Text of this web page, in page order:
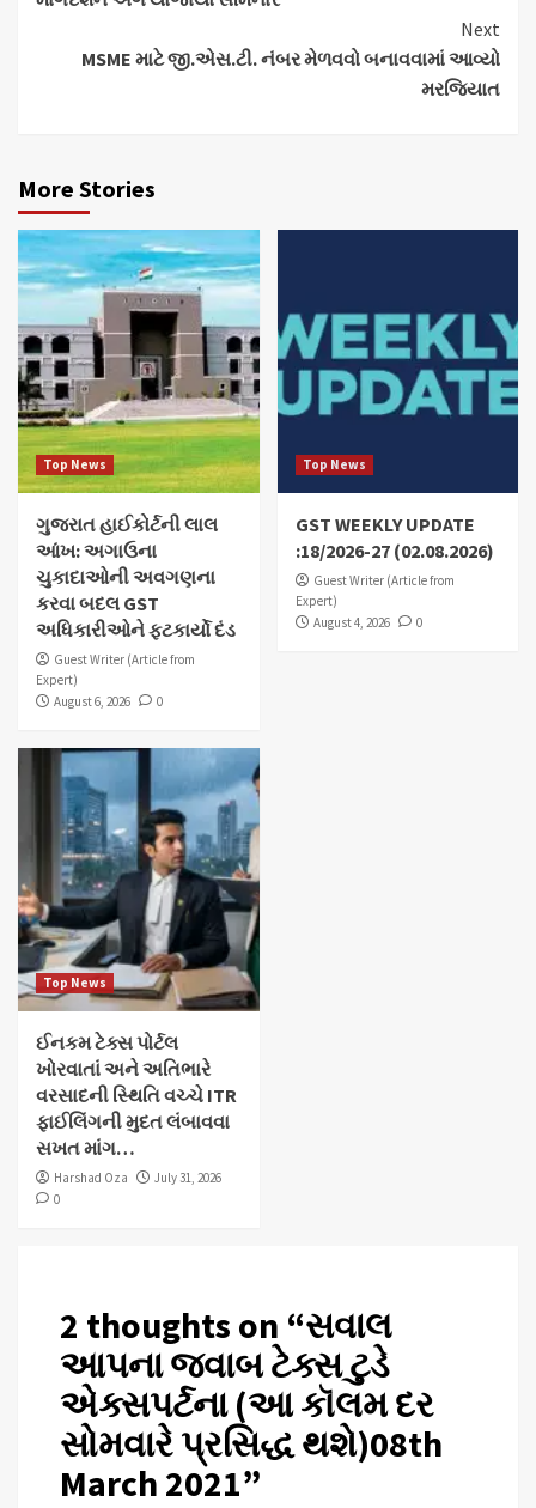
Next
MSME માટે જી.એસ.ટી. નંબર મેળવવો બનાવવામાં આવ્યો
મરજિયાત
More Stories
Top News
ગુજરાત હાઈકોર્ટની લાલ
આંખ: અગાઉના
ચુકાદાઓની અવગણના
કરવા બદલ GST
અધિકારીઓને ફટકાર્યો દંડ
Guest Writer (Article from
Expert)
August 6, 2026
0
Top News
GST WEEKLY UPDATE
:18/2026-27 (02.08.2026)
Guest Writer (Article from
Expert)
August 4, 2026
0
Top News
ઈનકમ ટેક્સ પોર્ટલ
ખોરવાતાં અને અતિભારે
વરસાદની સ્થિતિ વચ્ચે ITR
ફાઈલિંગની મુદત લંબાવવા
સખત માંગ…
Harshad Oza
July 31, 2026
0
2 thoughts on “સવાલ
આપના જવાબ ટેક્સ ટુડે
એક્સપર્ટના (આ કૉલમ દર
સોમવારે પ્રસિદ્ધ થશે)08th
March 2021”